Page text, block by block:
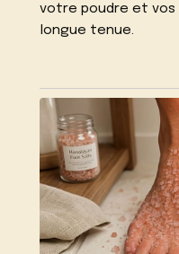
votre poudre et vos
longue tenue.